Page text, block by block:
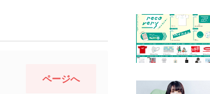
ページへ